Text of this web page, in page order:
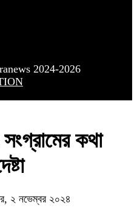
2024-2026
কথা
২ নভেম্বর ২০২৪